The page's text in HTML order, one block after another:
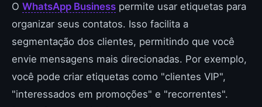
O WhatsApp Business permite usar etiquetas para
organizar seus contatos. Isso facilita a
segmentação dos clientes, permitindo que você
envie mensagens mais direcionadas. Por exemplo,
você pode criar etiquetas como "clientes VIP",
"interessados em promoções" e "recorrentes".